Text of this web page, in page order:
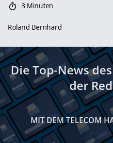
3 Minuten
Roland Bernhard
Die Top-News
der
MIT DEM TELECOM